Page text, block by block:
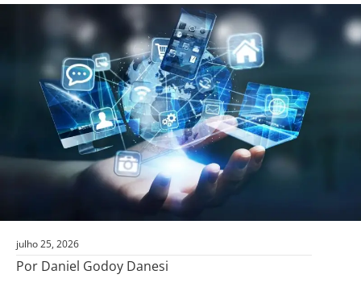
julho 25, 2026
Por Daniel Godoy Danesi